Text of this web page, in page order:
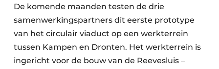
De komende maanden testen de drie
samenwerkingspartners dit eerste prototype
van het circulair viaduct op een werkterrein
tussen Kampen en Dronten. Het werkterrein is
ingericht voor de bouw van de Reevesluis –